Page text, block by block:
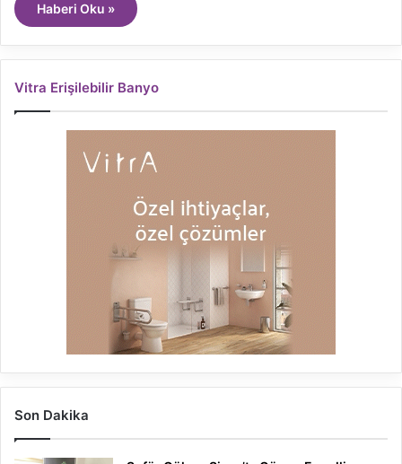
Haberi Oku »
Vitra Erişilebilir Banyo
Son Dakika